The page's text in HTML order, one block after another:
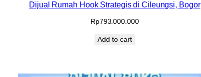
Dijual Rumah Hook Strategis di Cileungsi, Bogor
Rp793.000.000
Add to cart